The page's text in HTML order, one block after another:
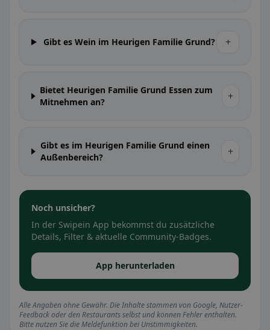
Gibt es Wein im Heurigen Familie Grund? +
Bietet Heurigen Familie Grund Essen zum
Mitnehmen an?
+
Gibt es im Heurigen Familie Grund einen
Außenbereich?
+
Noch unsicher?
In der Swipein App bekommst du zusätzliche
Details, Filter & aktuelle Community-Badges.
App herunterladen
Alle Angaben ohne Gewähr. Die Inhalte stammen von Google, Nutzer-
Feedback oder den Restaurants selbst und können Fehler enthalten.
Bitte nutzen Sie die Meldefunktion bei Unstimmigkeiten.